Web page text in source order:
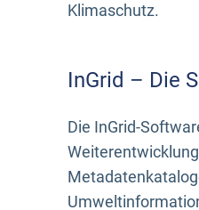
Klimaschutz.
InGrid – Die
Die InGrid-